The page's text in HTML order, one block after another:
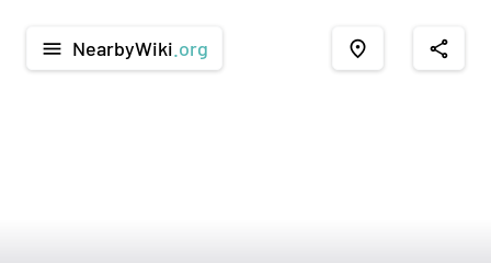
menu NearbyWiki .org place share